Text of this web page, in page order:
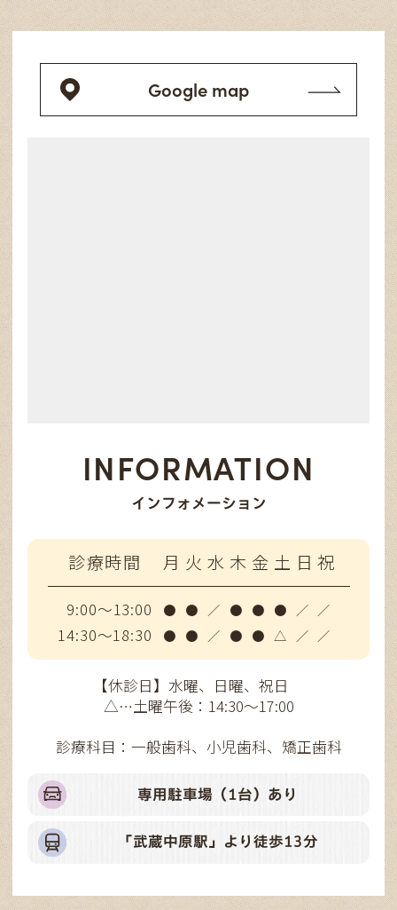
Google map
INFORMATION
インフォメーション
診療時間 月 火 水 木 金 土 日 祝
9:00～13:00 ● ● ／ ● ● ● ／ ／
14:30～18:30 ● ● ／ ● ● △ ／ ／
【休診日】水曜、日曜、祝日
△…土曜午後：14:30～17:00
診療科目：一般歯科、小児歯科、矯正歯科
専用駐車場（1台）あり
「武蔵中原駅」より徒歩13分